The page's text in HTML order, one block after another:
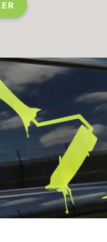
ro i maven og et
– det handler
er sådan, vi har
Rønnede og